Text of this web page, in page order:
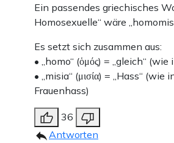
Ein passendes griechisches
Homosexuelle“ wäre
Es setzt sich zusammen aus:
• „homo“ (ὁμός) = „gleich“
• „misia“ (μισία) = „Hass“ (wie
Frauenhass)
36
Antworten